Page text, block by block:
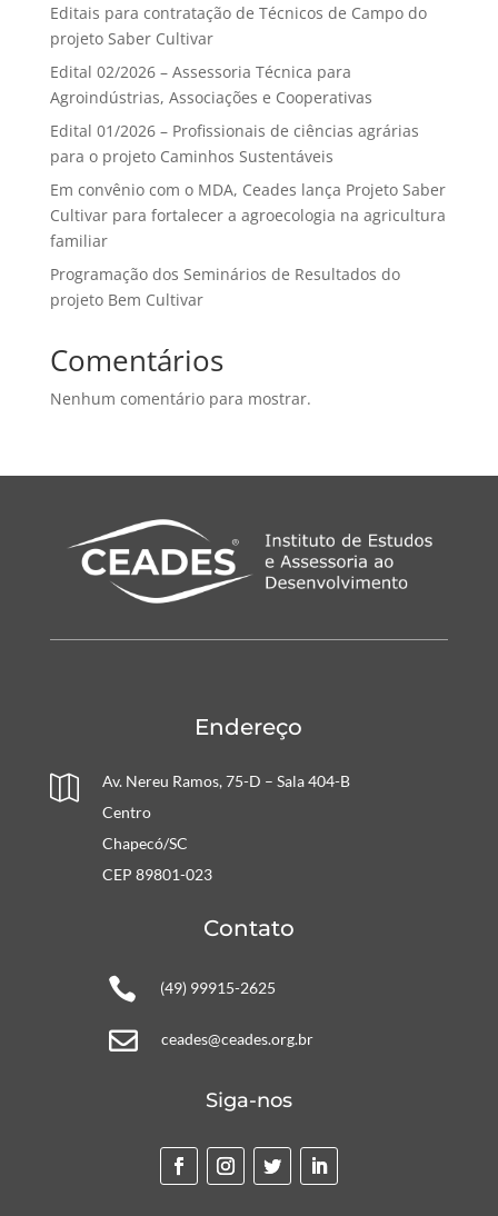
Editais para contratação de Técnicos de Campo do
projeto Saber Cultivar
Edital 02/2026 – Assessoria Técnica para
Agroindústrias, Associações e Cooperativas
Edital 01/2026 – Profissionais de ciências agrárias
para o projeto Caminhos Sustentáveis
Em convênio com o MDA, Ceades lança Projeto Saber
Cultivar para fortalecer a agroecologia na agricultura
familiar
Programação dos Seminários de Resultados do
projeto Bem Cultivar
Comentários
Nenhum comentário para mostrar.
Endereço

Av. Nereu Ramos, 75-D – Sala 404-B
Centro
Chapecó/SC
CEP 89801-023
Contato
 (49) 99915-2625
 ceades@ceades.org.br
Siga-nos